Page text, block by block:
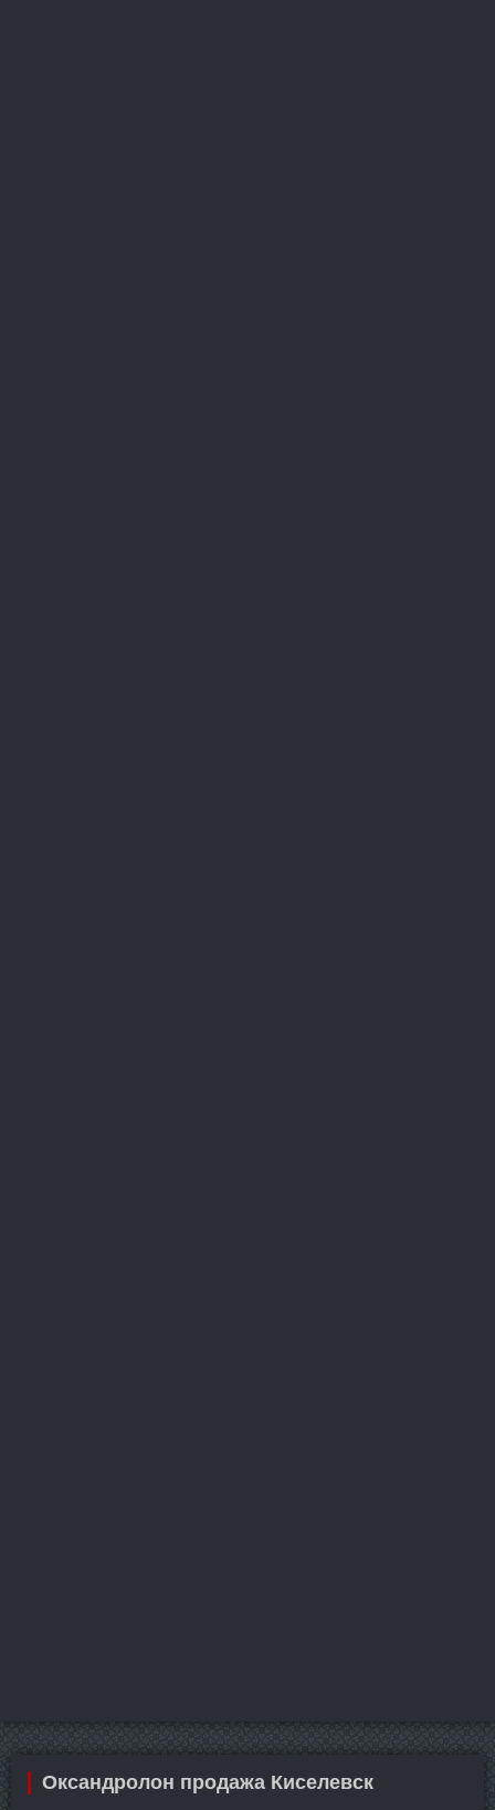
Оксандролон продажа Киселевск